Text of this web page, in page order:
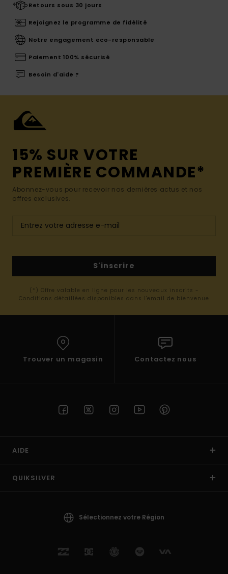
Retours sous 30 jours
Rejoignez le programme de fidélité
Notre engagement eco-responsable
Paiement 100% sécurisé
Besoin d'aide ?
15% SUR VOTRE
PREMIÈRE COMMANDE*
Abonnez-vous pour recevoir nos dernières actus et nos
offres exclusives.
S'inscrire
(*) Offre valable en ligne pour les nouveaux inscrits -
Conditions détaillées disponibles dans l'email de bienvenue
Trouver un magasin Contactez nous
AIDE
QUIKSILVER
Sélectionnez votre Région